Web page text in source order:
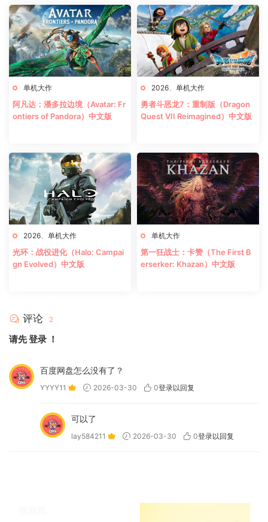
单机大作
阿凡达：潘多拉边境（Avatar: Fr
ontiers of Pandora）中文版
2026 单机大作
勇者斗恶龙7：重制版（Dragon
Quest VII Reimagined）中文版
2026 单机大作
光环：战役进化（Halo: Campai
gn Evolved）中文版
单机大作
第一狂战士：卡赞（The First B
erserker: Khazan）中文版
评论 2
请先登录 ！
百度网盘怎么没有了？
YYYY11 2026-03-30 0登录以回复
可以了
lay584211 2026-03-30 0登录以回复